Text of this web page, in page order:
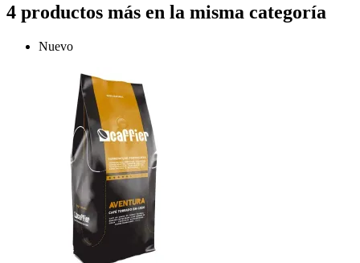
4 productos más en la misma categoría
Nuevo